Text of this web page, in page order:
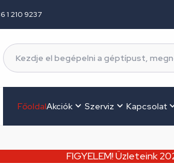
1 210 9237
FőoldalAkciók Szerviz Kapcsolat
FIGYELEM! Üzleteink